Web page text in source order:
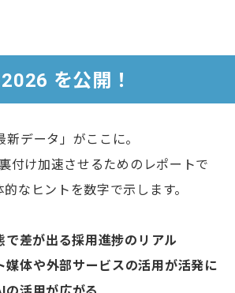
を公開！
データ」がここに。
付け​加速させるためのレポートで
なヒントを数字で示します。
差が出る採用進捗のリアル​
媒体や外部サービスの活用が活発に